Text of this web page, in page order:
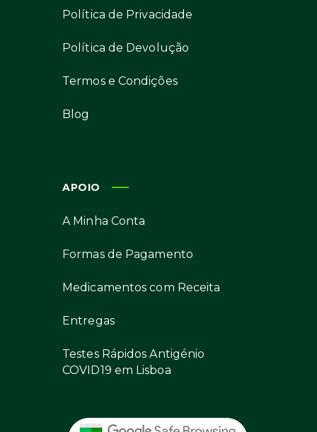
Política de Privacidade
Política de Devolução
Termos e Condições
Blog
APOIO
A Minha Conta
Formas de Pagamento
Medicamentos com Receita
Entregas
Testes Rápidos Antigénio
COVID19 em Lisboa